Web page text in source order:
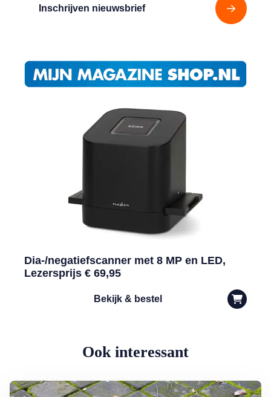
Inschrijven nieuwsbrief
Dia-/negatiefscanner met 8 MP en LED,
Lezersprijs € 69,95
Bekijk & bestel
Ook interessant
Lees meer over Groene aanslag milieuvriendelijk bestrijden